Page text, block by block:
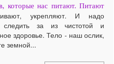
которые нас питают. Питают
укрепляют. И надо
следить за из чистотой и
здоровье. Тело - наш ослик,
земной...